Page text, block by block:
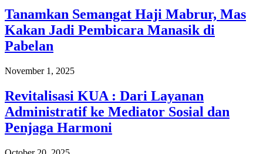
Tanamkan Semangat Haji Mabrur, Mas
Kakan Jadi Pembicara Manasik di
Pabelan
November 1, 2025
Revitalisasi KUA : Dari Layanan
Administratif ke Mediator Sosial dan
Penjaga Harmoni